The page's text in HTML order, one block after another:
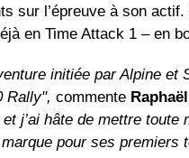
sur l’épreuve à son
en Time Attack 1 – en
initiée par Alpine et
Rally", commente
j’ai hâte de mettre toute
pour ses premiers